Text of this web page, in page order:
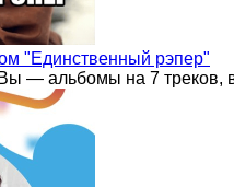
"Единственный рэпер"
— альбомы на 7